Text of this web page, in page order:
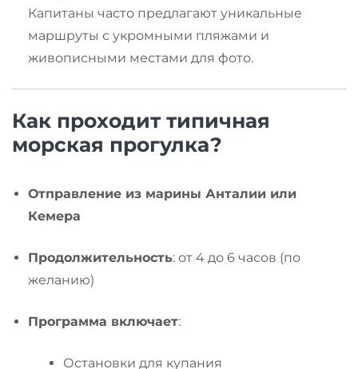
Капитаны часто предлагают уникальные
маршруты с укромными пляжами и
живописными местами для фото.
Как проходит типичная
морская прогулка?
Отправление из марины Анталии или
Кемера
Продолжительность: от 4 до 6 часов (по
желанию)
Программа включает:
Остановки для купания